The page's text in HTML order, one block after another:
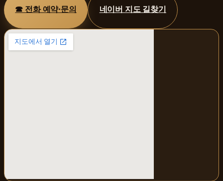
☎ 전화 예약·문의 네이버 지도 길찾기